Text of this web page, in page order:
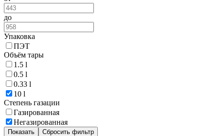
до
Упаковка
ПЭТ
Объём тары
1.5 l
0.5 l
0.33 l
10 l
Степень газации
Газированная
Негазированная
Показать Сбросить фильтр